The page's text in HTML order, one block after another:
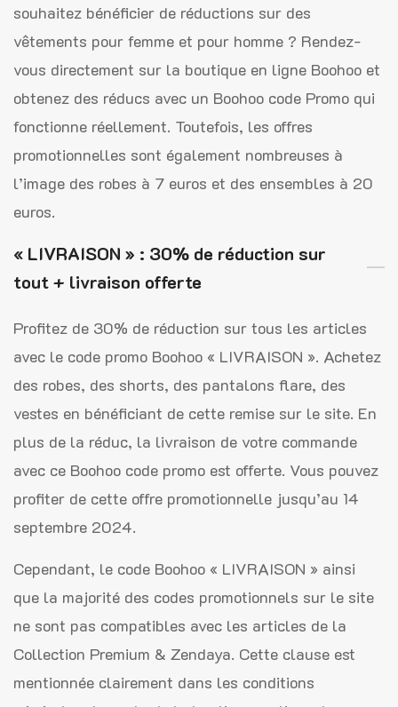
souhaitez bénéficier de réductions sur des
vêtements pour femme et pour homme ? Rendez-
vous directement sur la boutique en ligne Boohoo et
obtenez des réducs avec un Boohoo code Promo qui
fonctionne réellement. Toutefois, les offres
promotionnelles sont également nombreuses à
l’image des robes à 7 euros et des ensembles à 20
euros.
« LIVRAISON » : 30% de réduction sur
tout + livraison offerte
Profitez de 30% de réduction sur tous les articles
avec le code promo Boohoo « LIVRAISON ». Achetez
des robes, des shorts, des pantalons flare, des
vestes en bénéficiant de cette remise sur le site. En
plus de la réduc, la livraison de votre commande
avec ce Boohoo code promo est offerte. Vous pouvez
profiter de cette offre promotionnelle jusqu’au 14
septembre 2024.
Cependant, le code Boohoo « LIVRAISON » ainsi
que la majorité des codes promotionnels sur le site
ne sont pas compatibles avec les articles de la
Collection Premium & Zendaya. Cette clause est
mentionnée clairement dans les conditions